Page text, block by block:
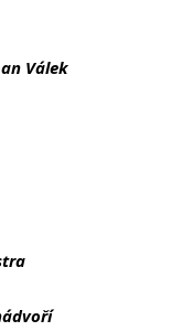
Válek